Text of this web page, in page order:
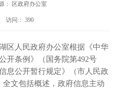
： 区政府办公室
访问： 390
区人民政府办公室根据《中华
开条例》（国务院第492号
息公开暂行规定》（市人民政
全文包括概述，政府信息主动